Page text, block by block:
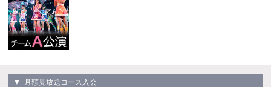
▼ 月額見放題コース入会